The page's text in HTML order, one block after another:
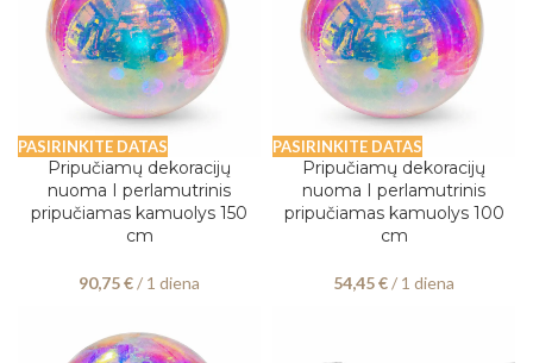
PASIRINKITE DATAS
Pripučiamų dekoracijų
nuoma I perlamutrinis
pripučiamas kamuolys 150
cm
90,75€/ 1 diena
PASIRINKITE DATAS
Pripučiamų dekoracijų
nuoma I perlamutrinis
pripučiamas kamuolys 100
cm
54,45€/ 1 diena